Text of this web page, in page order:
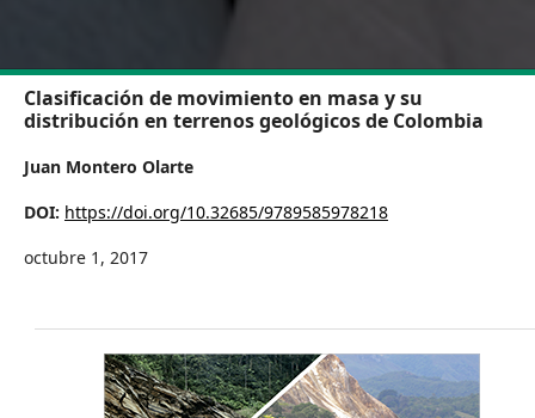
Clasificación de movimiento en masa y su
distribución en terrenos geológicos de Colombia
Juan Montero Olarte
DOI: https://doi.org/10.32685/9789585978218
octubre 1, 2017